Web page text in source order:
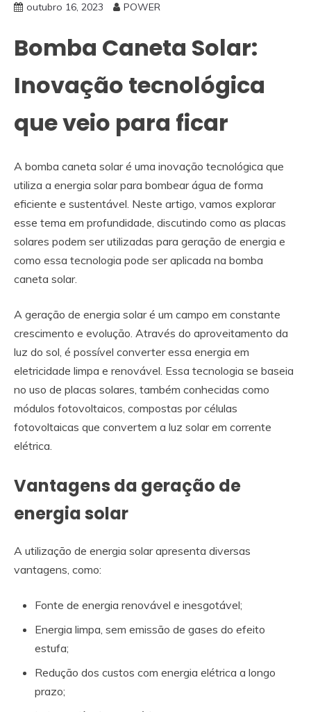
outubro 16, 2023 POWER
Bomba Caneta Solar:
Inovação tecnológica
que veio para ficar
A bomba caneta solar é uma inovação tecnológica que
utiliza a energia solar para bombear água de forma
eficiente e sustentável. Neste artigo, vamos explorar
esse tema em profundidade, discutindo como as placas
solares podem ser utilizadas para geração de energia e
como essa tecnologia pode ser aplicada na bomba
caneta solar.
A geração de energia solar é um campo em constante
crescimento e evolução. Através do aproveitamento da
luz do sol, é possível converter essa energia em
eletricidade limpa e renovável. Essa tecnologia se baseia
no uso de placas solares, também conhecidas como
módulos fotovoltaicos, compostas por células
fotovoltaicas que convertem a luz solar em corrente
elétrica.
Vantagens da geração de
energia solar
A utilização de energia solar apresenta diversas
vantagens, como:
Fonte de energia renovável e inesgotável;
Energia limpa, sem emissão de gases do efeito
estufa;
Redução dos custos com energia elétrica a longo
prazo;